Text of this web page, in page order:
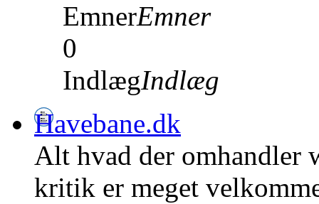
EmnerEmner
0
IndlægIndlæg
Havebane.dk
Alt hvad der omhandler
kritik er meget